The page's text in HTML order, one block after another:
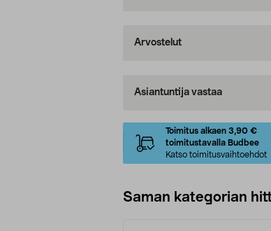
Arvostelut
Asiantuntija vastaa
Toimitus alkaen 3,90 €
toimitustavalla Budbee
Katso toimitusvaihtoehdot
Saman kategorian